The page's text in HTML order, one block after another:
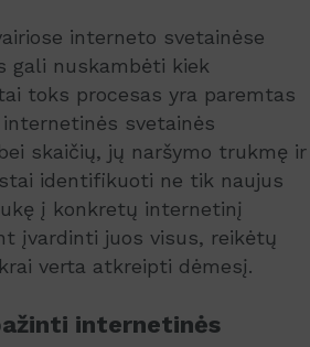
interneto svetainėse
gali nuskambėti kiek
toks procesas yra paremtas
svetainės
skaičių, jų naršymo trukmę ir
identifikuoti ne tik naujus
į konkretų internetinį
įvardinti juos visus, reikėtų
verta atkreipti dėmesį.
internetinės